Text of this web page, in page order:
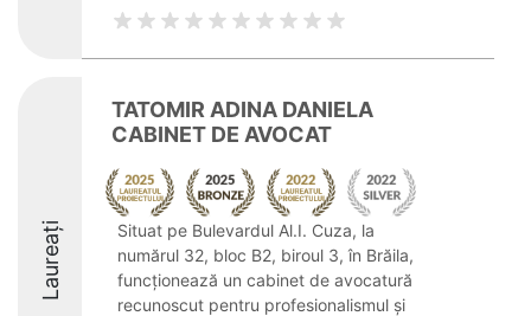
Laureați
TATOMIR ADINA DANIELA
CABINET DE AVOCAT
Situat pe Bulevardul Al.I. Cuza, la
numărul 32, bloc B2, biroul 3, în Brăila,
funcționează un cabinet de avocatură
recunoscut pentru profesionalismul și